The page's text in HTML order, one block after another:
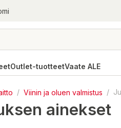
Outlet-tuotteetVaate ALE
/ Viinin ja oluen valmistus /
ainekset